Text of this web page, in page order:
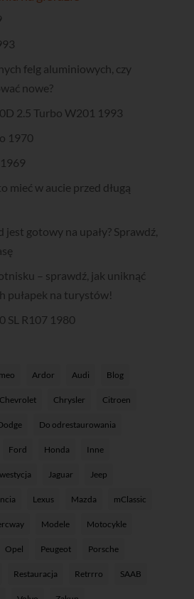
felg aluminiowych, czy
nowe?
2.5 Turbo W201 1993
1970
mieć w aucie przed długą
jest gotowy na upały? Sprawdź,
– sprawdź, jak uniknąć
pułapek na turystów!
SL R107 1980
Ardor Audi Blog
Chevrolet Chrysler Citroen
Do odrestaurowania
Ford Honda Inne
Jaguar Jeep
Lexus Mazda mClassic
Modele Motocykle
Opel Peugeot Porsche
Restauracja Retrrro SAAB